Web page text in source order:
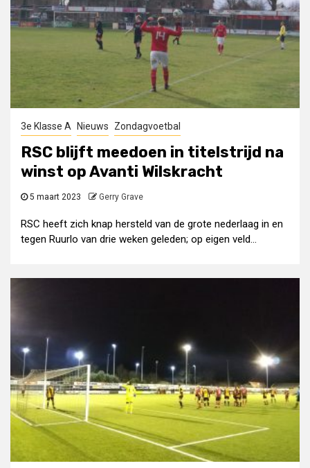
3e Klasse A Nieuws Zondagvoetbal
RSC blijft meedoen in titelstrijd na
winst op Avanti Wilskracht
5 maart 2023 Gerry Grave
RSC heeft zich knap hersteld van de grote nederlaag in en
tegen Ruurlo van drie weken geleden; op eigen veld...